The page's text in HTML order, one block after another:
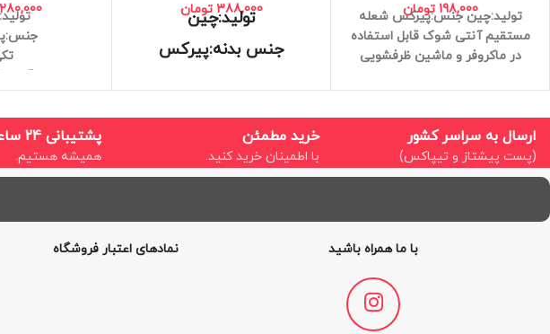
198,000 تومان تولید:چین جنس:پیرکس شعله
مستقیم آنتی شوک قابل استفاده
در ماکروفر و ماشین ظرفشویی
در ۹ سانتی متر
کیفیت عالی
ابعاد:9*7
388,000 تومان
تولید:چین
جنس بدنه:پیرکس
شعله مستقیم
آنتی شوک
کیفیت عالی
280,000
آنتی
ابعاد:13.5*6
ارسال به سراسر کشور
(پست پیشتاز و تیپاکس)
خرید مطمئن
با اطمینان خرید کنید.
پشتیبانی 24 ساعته
همیشه هستیم.
با ما همراه باشید نمادهای اعتبار فروشگاه